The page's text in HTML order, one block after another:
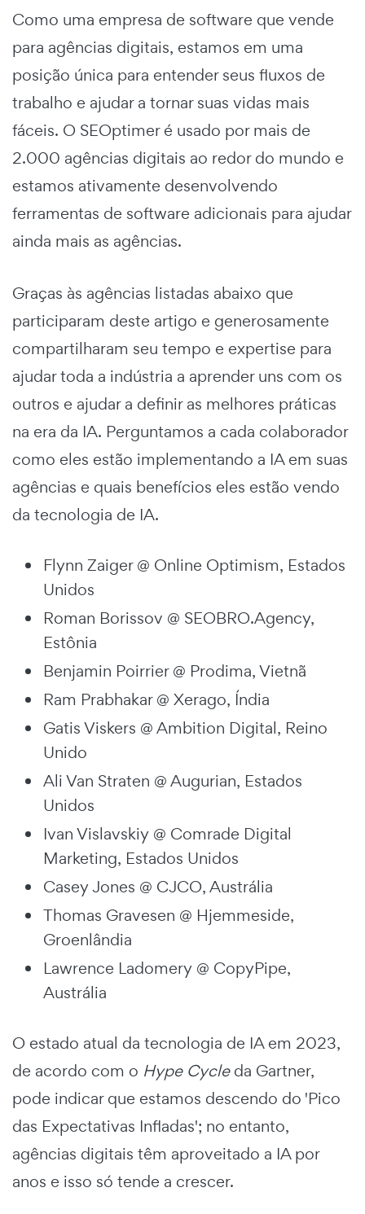
Como uma empresa de software que vende
para agências digitais, estamos em uma
posição única para entender seus fluxos de
trabalho e ajudar a tornar suas vidas mais
fáceis. O SEOptimer é usado por mais de
2.000 agências digitais ao redor do mundo e
estamos ativamente desenvolvendo
ferramentas de software adicionais para ajudar
ainda mais as agências.
Graças às agências listadas abaixo que
participaram deste artigo e generosamente
compartilharam seu tempo e expertise para
ajudar toda a indústria a aprender uns com os
outros e ajudar a definir as melhores práticas
na era da IA. Perguntamos a cada colaborador
como eles estão implementando a IA em suas
agências e quais benefícios eles estão vendo
da tecnologia de IA.
Flynn Zaiger @ Online Optimism, Estados
Unidos
Roman Borissov @ SEOBRO.Agency,
Estônia
Benjamin Poirrier @ Prodima, Vietnã
Ram Prabhakar @ Xerago, Índia
Gatis Viskers @ Ambition Digital, Reino
Unido
Ali Van Straten @ Augurian, Estados
Unidos
Ivan Vislavskiy @ Comrade Digital
Marketing, Estados Unidos
Casey Jones @ CJCO, Austrália
Thomas Gravesen @ Hjemmeside,
Groenlândia
Lawrence Ladomery @ CopyPipe,
Austrália
O estado atual da tecnologia de IA em 2023,
de acordo com o Hype Cycleda Gartner,
pode indicar que estamos descendo do 'Pico
das Expectativas Infladas'; no entanto,
agências digitais têm aproveitado a IA por
anos e isso só tende a crescer.